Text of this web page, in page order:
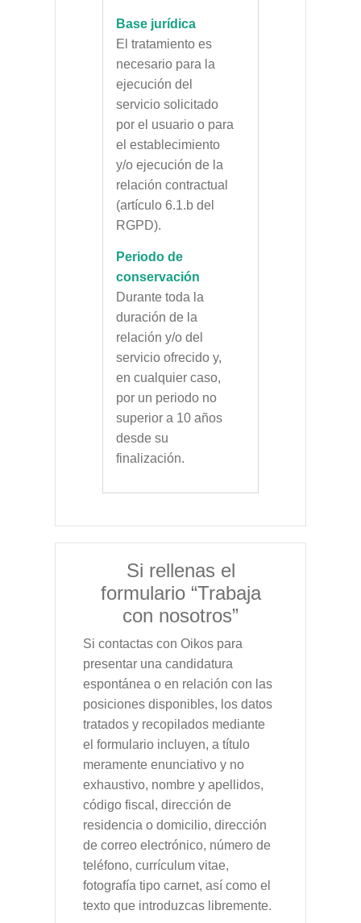
Base jurídica
El tratamiento es
necesario para la
ejecución del
servicio solicitado
por el usuario o para
el establecimiento
y/o ejecución de la
relación contractual
(artículo 6.1.b del
RGPD).
Periodo de
conservación
Durante toda la
duración de la
relación y/o del
servicio ofrecido y,
en cualquier caso,
por un periodo no
superior a 10 años
desde su
finalización.
Si rellenas el
formulario “Trabaja
con nosotros”
Si contactas con Oikos para
presentar una candidatura
espontánea o en relación con las
posiciones disponibles, los datos
tratados y recopilados mediante
el formulario incluyen, a título
meramente enunciativo y no
exhaustivo, nombre y apellidos,
código fiscal, dirección de
residencia o domicilio, dirección
de correo electrónico, número de
teléfono, currículum vitae,
fotografía tipo carnet, así como el
texto que introduzcas libremente.